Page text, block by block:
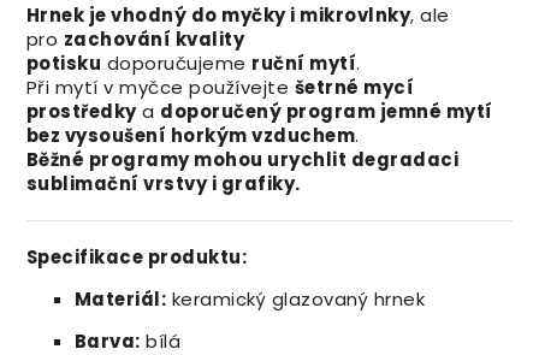
Hrnek je vhodný do myčky i mikrovlnky, ale
pro zachování kvality
potisku doporučujeme ruční mytí.
Při mytí v myčce používejte šetrné mycí
prostředkya doporučený program jemné mytí
bez vysoušení horkým vzduchem.
Běžné programy mohou urychlit degradaci
sublimační vrstvy i grafiky.
Specifikace produktu:
Materiál: keramický glazovaný hrnek
Barva: bílá